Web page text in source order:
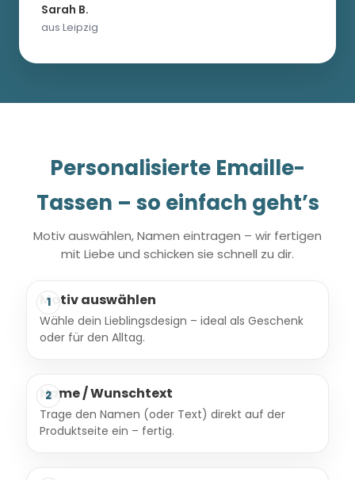
Sarah B.
aus Leipzig
Personalisierte Emaille-
Tassen – so einfach geht’s
Motiv auswählen, Namen eintragen – wir fertigen
mit Liebe und schicken sie schnell zu dir.
1
Motiv auswählen
Wähle dein Lieblingsdesign – ideal als Geschenk
oder für den Alltag.
2
Name / Wunschtext
Trage den Namen (oder Text) direkt auf der
Produktseite ein – fertig.